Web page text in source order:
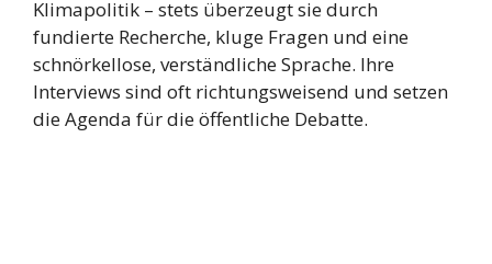
Klimapolitik – stets überzeugt sie durch
fundierte Recherche, kluge Fragen und eine
schnörkellose, verständliche Sprache. Ihre
Interviews sind oft richtungsweisend und setzen
die Agenda für die öffentliche Debatte.